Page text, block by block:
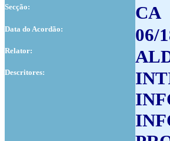
Secção: CA
Data do Acordão: 06/
Relator:
Descritores: